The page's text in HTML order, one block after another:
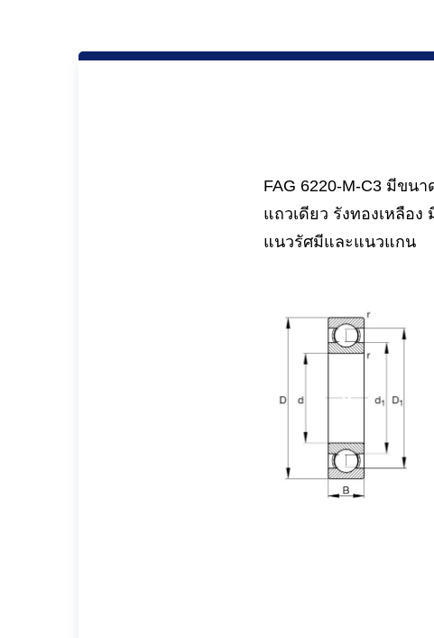
FAG 6220-M-C3 มีขน
แถวเดียว รังทองเหลือง
แนวรัศมีและแนวแกน